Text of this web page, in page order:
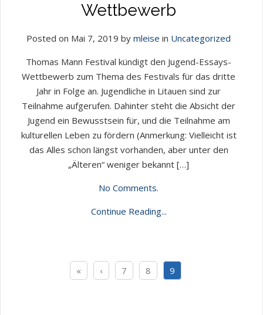
Wettbewerb
Posted on Mai 7, 2019 by mleise in Uncategorized
Thomas Mann Festival kündigt den Jugend-Essays-
Wettbewerb zum Thema des Festivals für das dritte
Jahr in Folge an. Jugendliche in Litauen sind zur
Teilnahme aufgerufen. Dahinter steht die Absicht der
Jugend ein Bewusstsein für, und die Teilnahme am
kulturellen Leben zu fördern (Anmerkung: Vielleicht ist
das Alles schon längst vorhanden, aber unter den
„Älteren“ weniger bekannt […]
No Comments.
Continue Reading...
« ‹ 7 8 9